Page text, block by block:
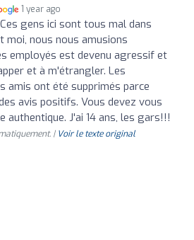
1 year ago
Ces gens ici sont tous mal dans
moi, nous nous amusions
employés est devenu agressif et
et à m'étrangler. Les
amis ont été supprimés parce
avis positifs. Vous devez vous
authentique. J'ai 14 ans, les gars!!!
| Voir le texte original